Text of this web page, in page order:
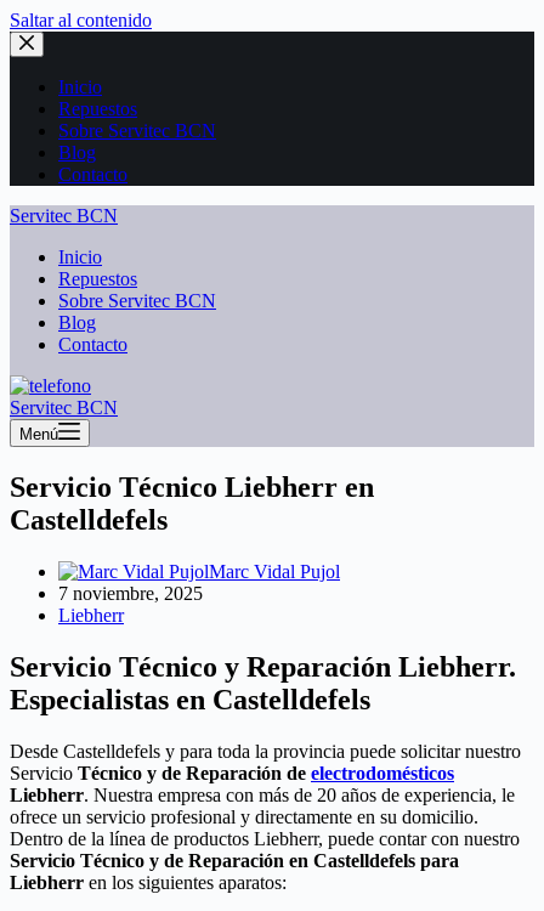
Saltar al contenido
Inicio
Repuestos
Sobre Servitec BCN
Blog
Contacto
Servitec BCN
Inicio
Repuestos
Sobre Servitec BCN
Blog
Contacto
Servitec BCN
Menú
Servicio Técnico Liebherr en
Castelldefels
Marc Vidal Pujol
7 noviembre, 2025
Liebherr
Servicio Técnico y Reparación Liebherr.
Especialistas en Castelldefels
Desde Castelldefels y para toda la provincia puede solicitar nuestro
Servicio Técnico y de Reparación de electrodomésticos
Liebherr. Nuestra empresa con más de 20 años de experiencia, le
ofrece un servicio profesional y directamente en su domicilio.
Dentro de la línea de productos Liebherr, puede contar con nuestro
Servicio Técnico y de Reparación en Castelldefels para
Liebherr en los siguientes aparatos: